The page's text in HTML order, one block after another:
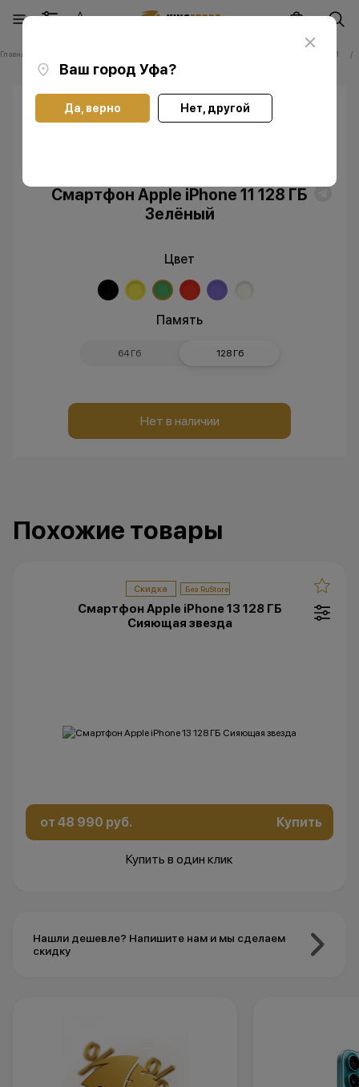
Ваш город Уфа?
Да, верно Нет, другой
Главная Смартфоны Apple iPhone 11
Смартфон Apple iPhone 11 128 ГБ
Зелёный
Цвет
Память
64 Гб 128 Гб
Нет в наличии
Похожие товары
Скидка
Смартфон Apple iPhone 13 128 ГБ
Сияющая звезда
от 48 990 руб. Купить
Купить в один клик
Нашли дешевле? Напишите нам и мы сделаем
скидку